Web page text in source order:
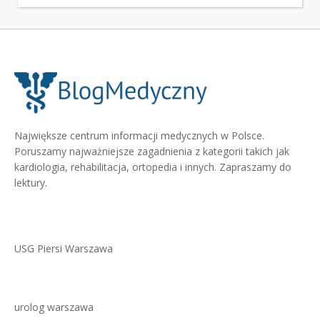
Największe centrum informacji medycznych w Polsce.
Poruszamy najważniejsze zagadnienia z kategorii takich jak
kardiologia, rehabilitacja, ortopedia i innych. Zapraszamy do
lektury.
USG Piersi Warszawa
urolog warszawa